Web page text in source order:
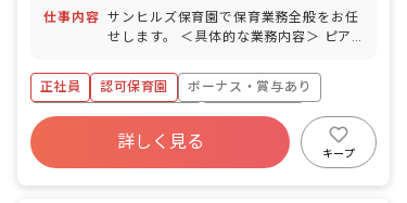
仕事内容 サンヒルズ保育園で保育業務全般をお任
せします。 ＜具体的な業務内容＞ ピア
信作成 壁面制作 外遊び 園外へのお散歩
正社員 認可保育園
ボーナス・賞与あり
寮・住宅・家賃補助あり
社会保険完備
福利厚生充実
退職金制度
詳しく見る
キープ